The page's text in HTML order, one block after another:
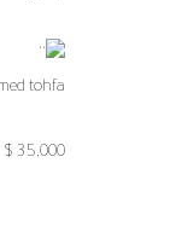
tohfa
35,000 $